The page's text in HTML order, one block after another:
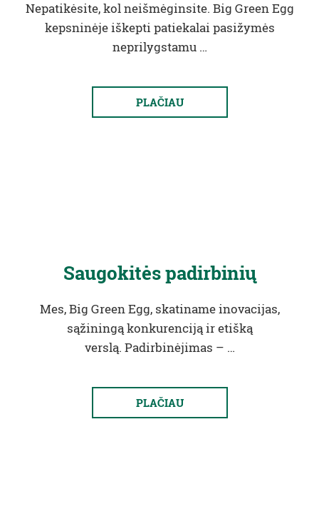
Nepatikėsite, kol neišmėginsite. Big Green Egg
kepsninėje iškepti patiekalai pasižymės
neprilygstamu …
PLAČIAU
Saugokitės padirbinių
Mes, Big Green Egg, skatiname inovacijas,
sąžiningą konkurenciją ir etišką
verslą. Padirbinėjimas – …
PLAČIAU